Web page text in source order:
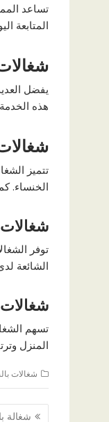
تساعد
المتابعة
يفضل
هذه
تتميز
الخنساء.
شغالات
توفر
الشائعة
شغالات
تسهم
المنزل
شغالات
تصفّح
شغالة